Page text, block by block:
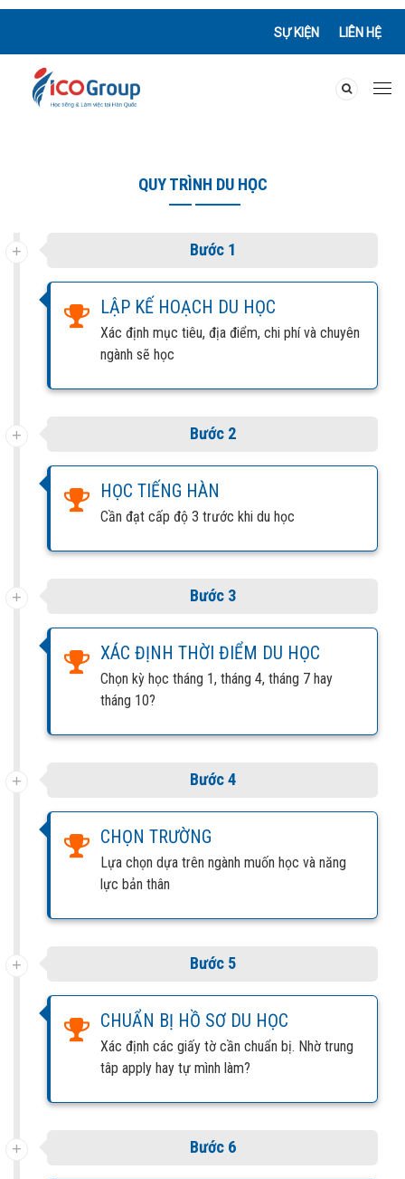
SỰ KIỆN LIÊN HỆ
QUY TRÌNH DU HỌC
Bước 1
LẬP KẾ HOẠCH DU HỌC
Xác định mục tiêu, địa điểm, chi phí và chuyên
ngành sẽ học
Bước 2
HỌC TIẾNG HÀN
Cần đạt cấp độ 3 trước khi du học
Bước 3
XÁC ĐỊNH THỜI ĐIỂM DU HỌC
Chọn kỳ học tháng 1, tháng 4, tháng 7 hay
tháng 10?
Bước 4
CHỌN TRƯỜNG
Lựa chọn dựa trên ngành muốn học và năng
lực bản thân
Bước 5
CHUẨN BỊ HỒ SƠ DU HỌC
Xác định các giấy tờ cần chuẩn bị. Nhờ trung
tâp apply hay tự mình làm?
Bước 6